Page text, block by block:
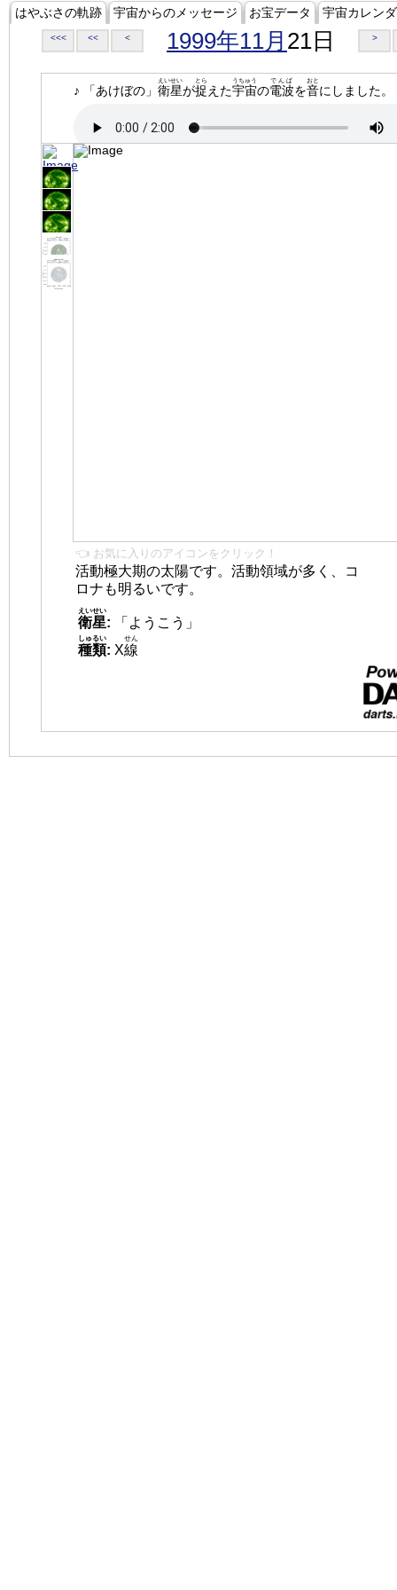
はやぶさの軌跡 宇宙からのメッセージ お宝データ 宇宙カレン
<<< << < 1999年11月 21日 >
♪ 「あけぼの」 衛星
えいせい
が捉
とら
えた宇宙
うちゅう
の電波
でんぱ
を音
おと
にしました。
👈 お気に入りのアイコンをクリック！
活動極大期の太陽です。活動領域が多く、コ
ロナも明るいです。
衛星
えいせい
:
「ようこう」
種類
しゅるい
: X線
せん